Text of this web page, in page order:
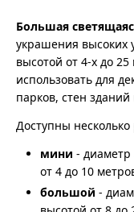
Большая
украшения высоких
высотой от 4-х до
использовать для
парков, стен
Доступны
мини - диаметр
от 4 до 10
большой -